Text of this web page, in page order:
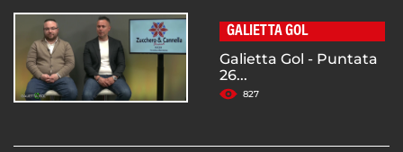
GALIETTA GOL
Galietta Gol - Puntata
26...
827